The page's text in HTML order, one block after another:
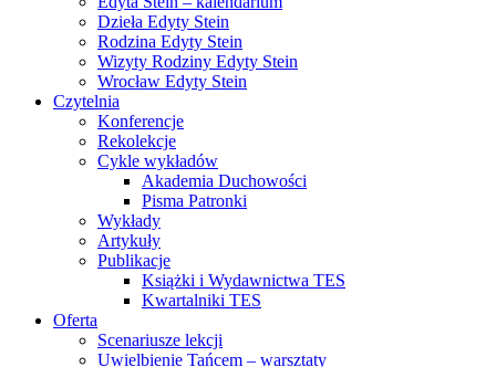
Dzieła Edyty Stein
Rodzina Edyty Stein
Wizyty Rodziny Edyty Stein
Wrocław Edyty Stein
Czytelnia
Konferencje
Rekolekcje
Cykle wykładów
Akademia Duchowości
Pisma Patronki
Wykłady
Artykuły
Publikacje
Książki i Wydawnictwa TES
Kwartalniki TES
Oferta
Scenariusze lekcji
Uwielbienie Tańcem – warsztaty